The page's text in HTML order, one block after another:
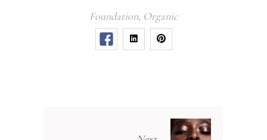
Foundation, Organic